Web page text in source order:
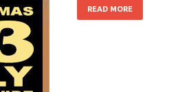
READ MORE